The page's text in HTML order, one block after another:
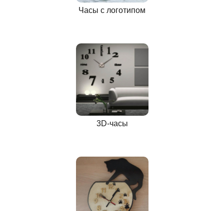
Часы с логотипом
3D-часы